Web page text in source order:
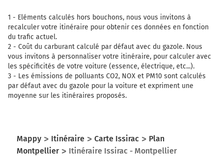
1 - Eléments calculés hors bouchons, nous vous invitons à
recalculer votre itinéraire pour obtenir ces données en fonction
du trafic actuel.
2 - Coût du carburant calculé par défaut avec du gazole. Nous
vous invitons à personnaliser votre itinéraire, pour calculer avec
les spécificités de votre voiture (essence, électrique, etc...).
3 - Les émissions de polluants CO2, NOX et PM10 sont calculés
par défaut avec du gazole pour la voiture et expriment une
moyenne sur les itinéraires proposés.
Mappy Itinéraire Carte Issirac
Plan
Montpellier
Itinéraire Issirac - Montpellier